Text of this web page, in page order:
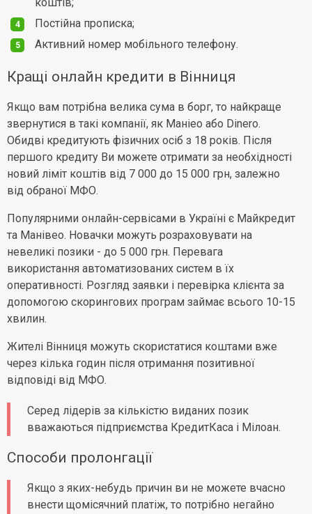
Постійна прописка;
Активний номер мобільного телефону.
Кращі онлайн кредити в Вінниця
Якщо вам потрібна велика сума в борг, то найкраще
звернутися в такі компанії, як Маніео або Dinero.
Обидві кредитують фізичних осіб з 18 років. Після
першого кредиту Ви можете отримати за необхідності
новий ліміт коштів від 7 000 до 15 000 грн, залежно
від обраної МФО.
Популярними онлайн-сервісами в Україні є Майкредит
та Манівео. Новачки можуть розраховувати на
невеликі позики - до 5 000 грн. Перевага
використання автоматизованих систем в їх
оперативності. Розгляд заявки і перевірка клієнта за
допомогою скорингових програм займає всього 10-15
хвилин.
Жителі Вінниця можуть скористатися коштами вже
через кілька годин після отримання позитивної
відповіді від МФО.
Серед лідерів за кількістю виданих позик
вважаються підприємства КредитКаса і Мілоан.
Способи пролонгації
Якщо з яких-небудь причин ви не можете вчасно
внести щомісячний платіж, то потрібно негайно